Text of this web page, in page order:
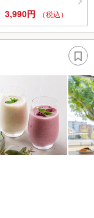
3,990円 （税込）